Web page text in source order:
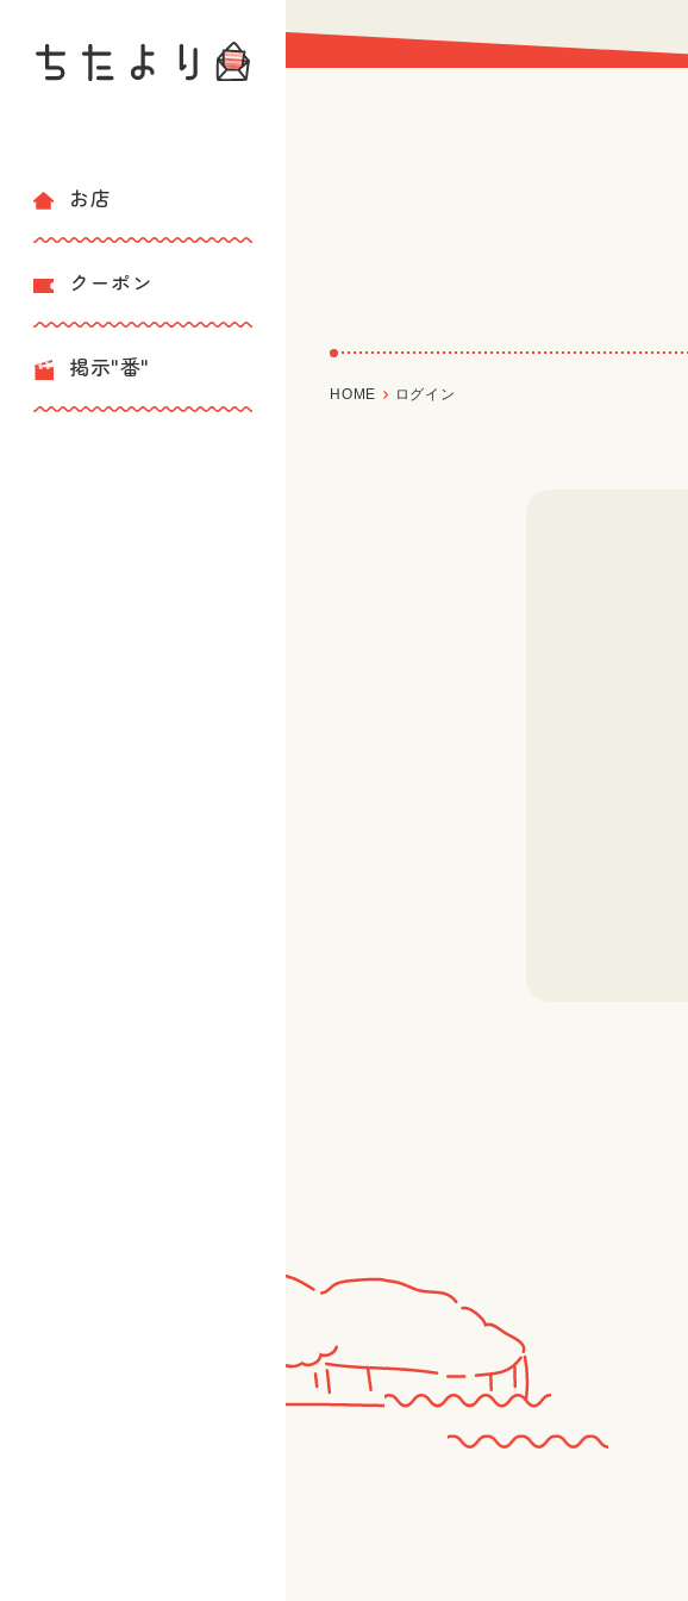
お店
クーポン
掲示"番"
HOME ログイン